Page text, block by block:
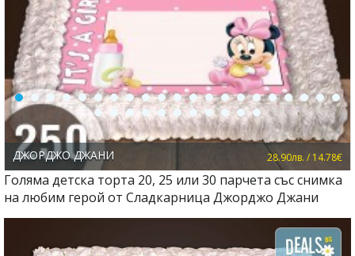
ДЖОРДЖО ДЖАНИ 28.90лв. / 14.78€
Голяма детска торта 20, 25 или 30 парчета със снимка
на любим герой от Сладкарница Джорджо Джани